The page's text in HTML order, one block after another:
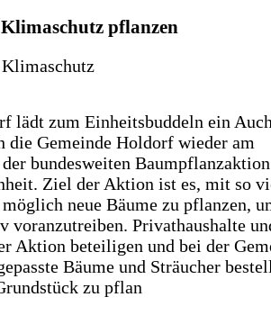
pflanzen
lädt zum Einheitsbuddeln ein
die Gemeinde Holdorf wieder am
bundesweiten
Ziel der Aktion ist es, mit so
neue Bäume zu pflanzen,
voranzutreiben. Privathaushalte
Aktion beteiligen und bei der
Bäume und Sträucher
zu pflan